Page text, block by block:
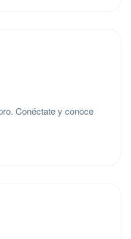
Conéctate y conoce